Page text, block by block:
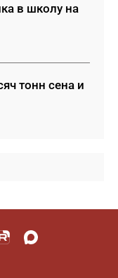
в школу на
тонн сена и